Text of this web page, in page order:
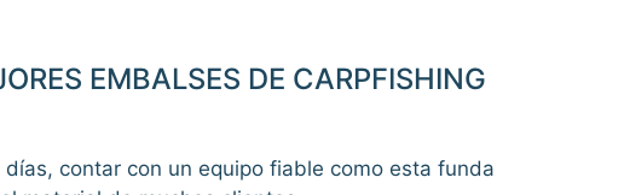
EMBALSES DE CARPFISHING
contar con un equipo fiable como esta funda